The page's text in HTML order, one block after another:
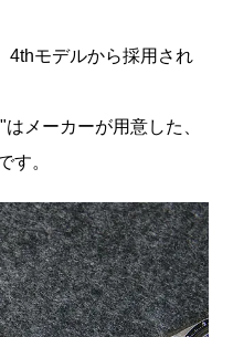
4thモデルから採用され
メーカーが用意した、
す。